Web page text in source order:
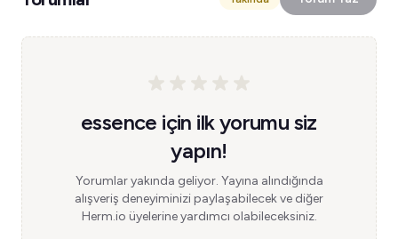
essence için ilk yorumu siz
yapın!
Yorumlar yakında geliyor. Yayına alındığında
alışveriş deneyiminizi paylaşabilecek ve diğer
Herm.io üyelerine yardımcı olabileceksiniz.